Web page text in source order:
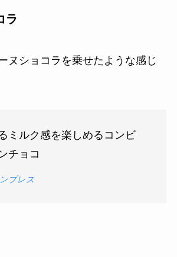
ラ
ヌショコラを乗せたような感じ
ミルク感を楽しめるコンビ
チョコ
プレス